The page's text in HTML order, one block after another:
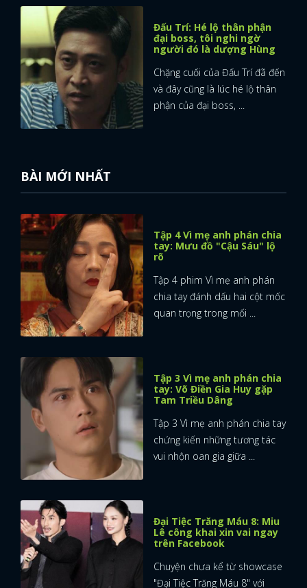
FACEBOOK GOOGLE
Đấu Trí: Hé lộ thân phận
đại boss, tôi nghi ngờ
người đó là dượng Hùng
Chặng cuối của Đấu Trí đã đến
và đây cũng là lúc hé lộ thân
phận của đại boss, ...
BÀI MỚI NHẤT
Tập 4 Vì mẹ anh phán chia
tay: Mưu đồ "Cậu Sáu" lộ
rõ
Tập 4 phim Vì mẹ anh phán
chia tay đánh dấu hai cột mốc
quan trọng trong mối ...
Tập 3 Vì mẹ anh phán chia
tay: Võ Điền Gia Huy gặp
Tam Triều Dâng
Tập 3 Vì mẹ anh phán chia tay
chứng kiến những tương tác
vui nhộn oan gia giữa ...
Đại Tiệc Trăng Máu 8: Miu
Lê công khai xin vai ngay
trên Facebook
Chuyện chưa kể từ showcase
"Đại Tiệc Trăng Máu 8" với